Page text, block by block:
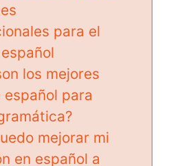
para el
los mejores
para
mejorar mi
en español a